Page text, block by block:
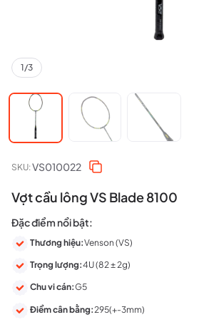
1/3
SKU:VS010022
Vợt cầu lông VS Blade 8100
Đặc điểm nổi bật:
Thương hiệu:Venson (VS)
Trọng lượng:4U (82 ± 2g)
Chu vi cán:G5
Điểm cân bằng: 295(+-3mm)